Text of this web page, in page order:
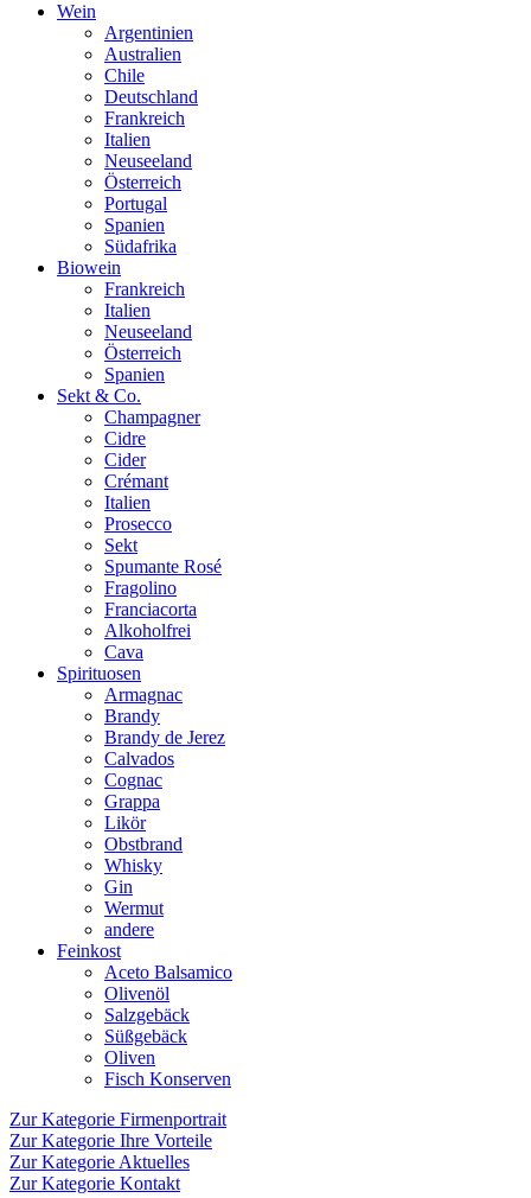
Wein
Argentinien
Australien
Chile
Deutschland
Frankreich
Italien
Neuseeland
Österreich
Portugal
Spanien
Südafrika
Biowein
Frankreich
Italien
Neuseeland
Österreich
Spanien
Sekt & Co.
Champagner
Cidre
Cider
Crémant
Italien
Prosecco
Sekt
Spumante Rosé
Fragolino
Franciacorta
Alkoholfrei
Cava
Spirituosen
Armagnac
Brandy
Brandy de Jerez
Calvados
Cognac
Grappa
Likör
Obstbrand
Whisky
Gin
Wermut
andere
Feinkost
Aceto Balsamico
Olivenöl
Salzgebäck
Süßgebäck
Oliven
Fisch Konserven
Zur Kategorie Firmenportrait
Zur Kategorie Ihre Vorteile
Zur Kategorie Aktuelles
Zur Kategorie Kontakt